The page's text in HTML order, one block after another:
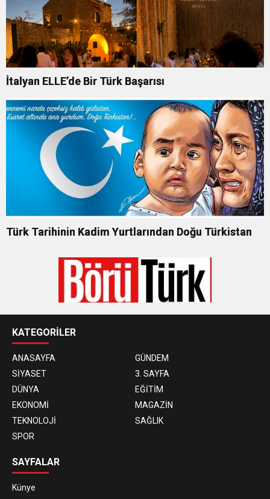
İtalyan ELLE’de Bir Türk Başarısı
Türk Tarihinin Kadim Yurtlarından Doğu Türkistan
KATEGORİLER
ANASAYFA
GÜNDEM
SİYASET
3. SAYFA
DÜNYA
EĞİTİM
EKONOMİ
MAGAZİN
TEKNOLOJİ
SAĞLIK
SPOR
SAYFALAR
Künye